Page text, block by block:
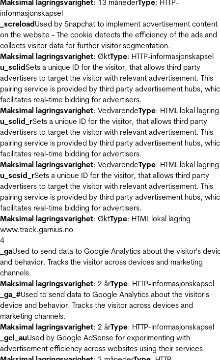
Maksimal lagringsvarighet: 13 månederType: HTTP-
informasjonskapsel
_screloadUsed by Snapchat to implement advertisement content
on the website - The cookie detects the efficiency of the ads and
collects visitor data for further visitor segmentation.
Maksimal lagringsvarighet: ØktType: HTTP-informasjonskapsel
u_sclidSets a unique ID for the visitor, that allows third party
advertisers to target the visitor with relevant advertisement. This
pairing service is provided by third party advertisement hubs,
facilitates real-time bidding for advertisers.
Maksimal lagringsvarighet: VedvarendeType: HTML lokal lagring
u_sclid_rSets a unique ID for the visitor, that allows third party
advertisers to target the visitor with relevant advertisement. This
pairing service is provided by third party advertisement hubs,
facilitates real-time bidding for advertisers.
Maksimal lagringsvarighet: VedvarendeType: HTML lokal lagring
u_scsid_rSets a unique ID for the visitor, that allows third party
advertisers to target the visitor with relevant advertisement. This
pairing service is provided by third party advertisement hubs,
facilitates real-time bidding for advertisers.
Maksimal lagringsvarighet: ØktType: HTML lokal lagring
www.track.garnius.no
4
_gaUsed to send data to Google Analytics about the visitor's
and behavior. Tracks the visitor across devices and marketing
channels.
Maksimal lagringsvarighet: 2 årType: HTTP-informasjonskapsel
_ga_#Used to send data to Google Analytics about the visitor's
device and behavior. Tracks the visitor across devices and
marketing channels.
Maksimal lagringsvarighet: 2 årType: HTTP-informasjonskapsel
_gcl_auUsed by Google AdSense for experimenting with
advertisement efficiency across websites using their services.